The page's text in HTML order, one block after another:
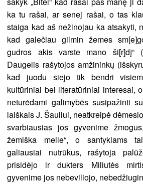
ka tu rašai, ar senej rašai, o tas
staiga kad aš nežinojau ka atsakyti,
kad galečiau gilmin žemes
gudros akis varste mano ši[r]dį“ (
Daugelis rašytojos amžininkų
kad juodu siejo tik bendri
kultūriniai bei literatūriniai interesai,
neturėdami galimybės susipažinti
laiškais J. Šauliui, neatkreipė
svarbiausias jos gyvenime
žemiška meile“, o santykiams
galiausiai nutrūkus, rašytoja
prisidėjo ir dukters Miliutės
gyvenime jos nebeviliojo,